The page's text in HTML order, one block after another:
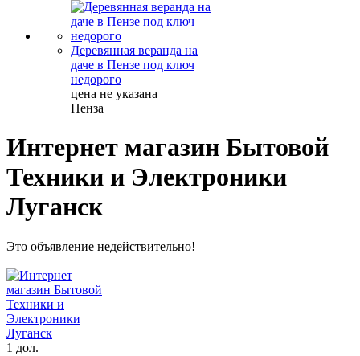
Деревянная веранда на
даче в Пензе под ключ
недорого
цена не указана
Пенза
Интернет магазин Бытовой
Техники и Электроники
Луганск
Это объявление недействительно!
1 дол.